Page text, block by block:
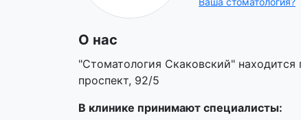
О нас
"Стоматология Скаковский" находится
проспект, 92/5
В клинике принимают специалисты: